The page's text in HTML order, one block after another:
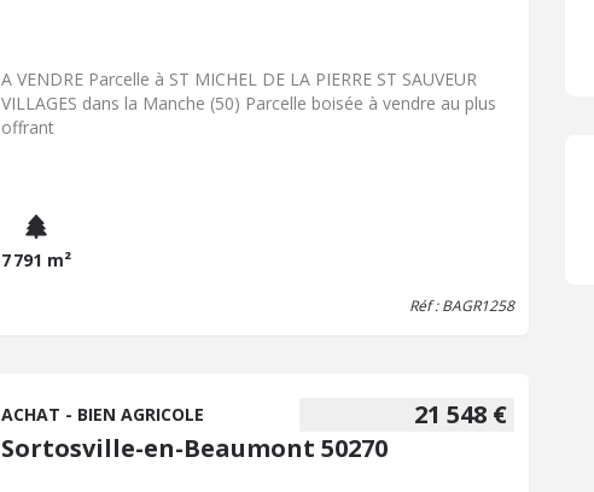
A VENDRE Parcelle à ST MICHEL DE LA PIERRE ST SAUVEUR
VILLAGES dans la Manche (50) Parcelle boisée à vendre au plus
offrant
7 791 m²
Réf : BAGR1258
21 548 €
ACHAT - BIEN AGRICOLE
Sortosville-en-Beaumont 50270